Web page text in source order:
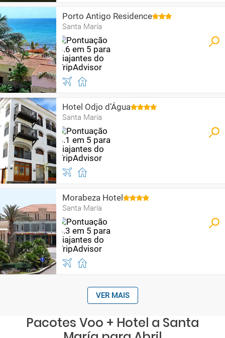
Porto Antigo Residence
Santa María
Hotel Odjo d’Água
Santa María
Morabeza Hotel
Santa María
VER MAIS
Pacotes Voo + Hotel a Santa